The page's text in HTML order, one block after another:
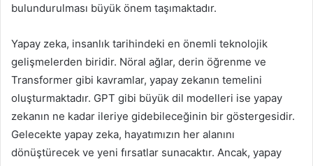
bulundurulması büyük önem taşımaktadır.
Yapay zeka, insanlık tarihindeki en önemli teknolojik
gelişmelerden biridir. Nöral ağlar, derin öğrenme ve
Transformer gibi kavramlar, yapay zekanın temelini
oluşturmaktadır. GPT gibi büyük dil modelleri ise yapay
zekanın ne kadar ileriye gidebileceğinin bir göstergesidir.
Gelecekte yapay zeka, hayatımızın her alanını
dönüştürecek ve yeni fırsatlar sunacaktır. Ancak, yapay